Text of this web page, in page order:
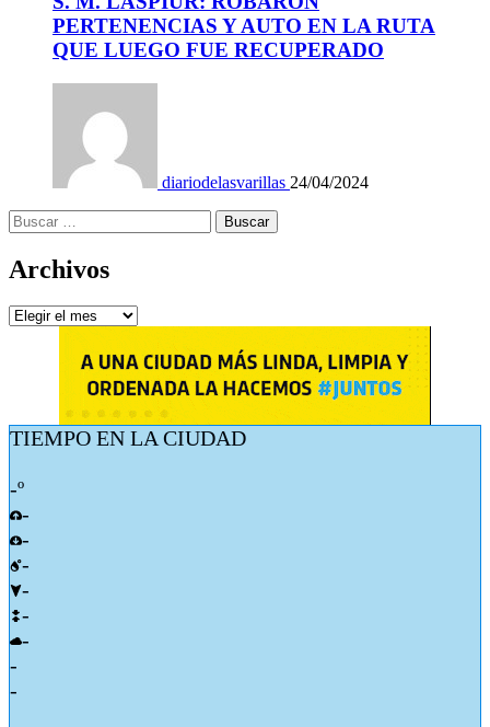
PERTENENCIAS Y AUTO EN LA RUTA
QUE LUEGO FUE RECUPERADO
diariodelasvarillas 24/04/2024
Buscar:
Archivos
Archivos
TIEMPO EN LA CIUDAD
-º
-
-
-
-
-
-
-
-